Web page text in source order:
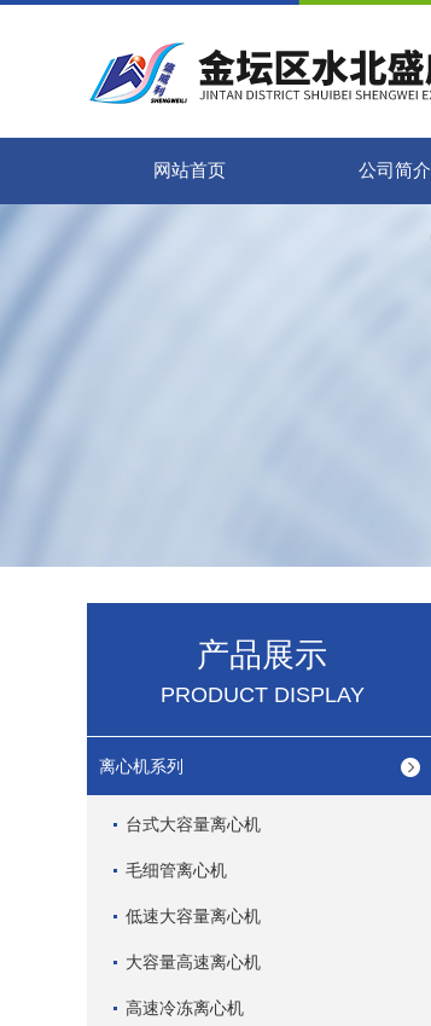
网站首页 公司简介
产品展示
PRODUCT DISPLAY
离心机系列
台式大容量离心机
毛细管离心机
低速大容量离心机
大容量高速离心机
高速冷冻离心机